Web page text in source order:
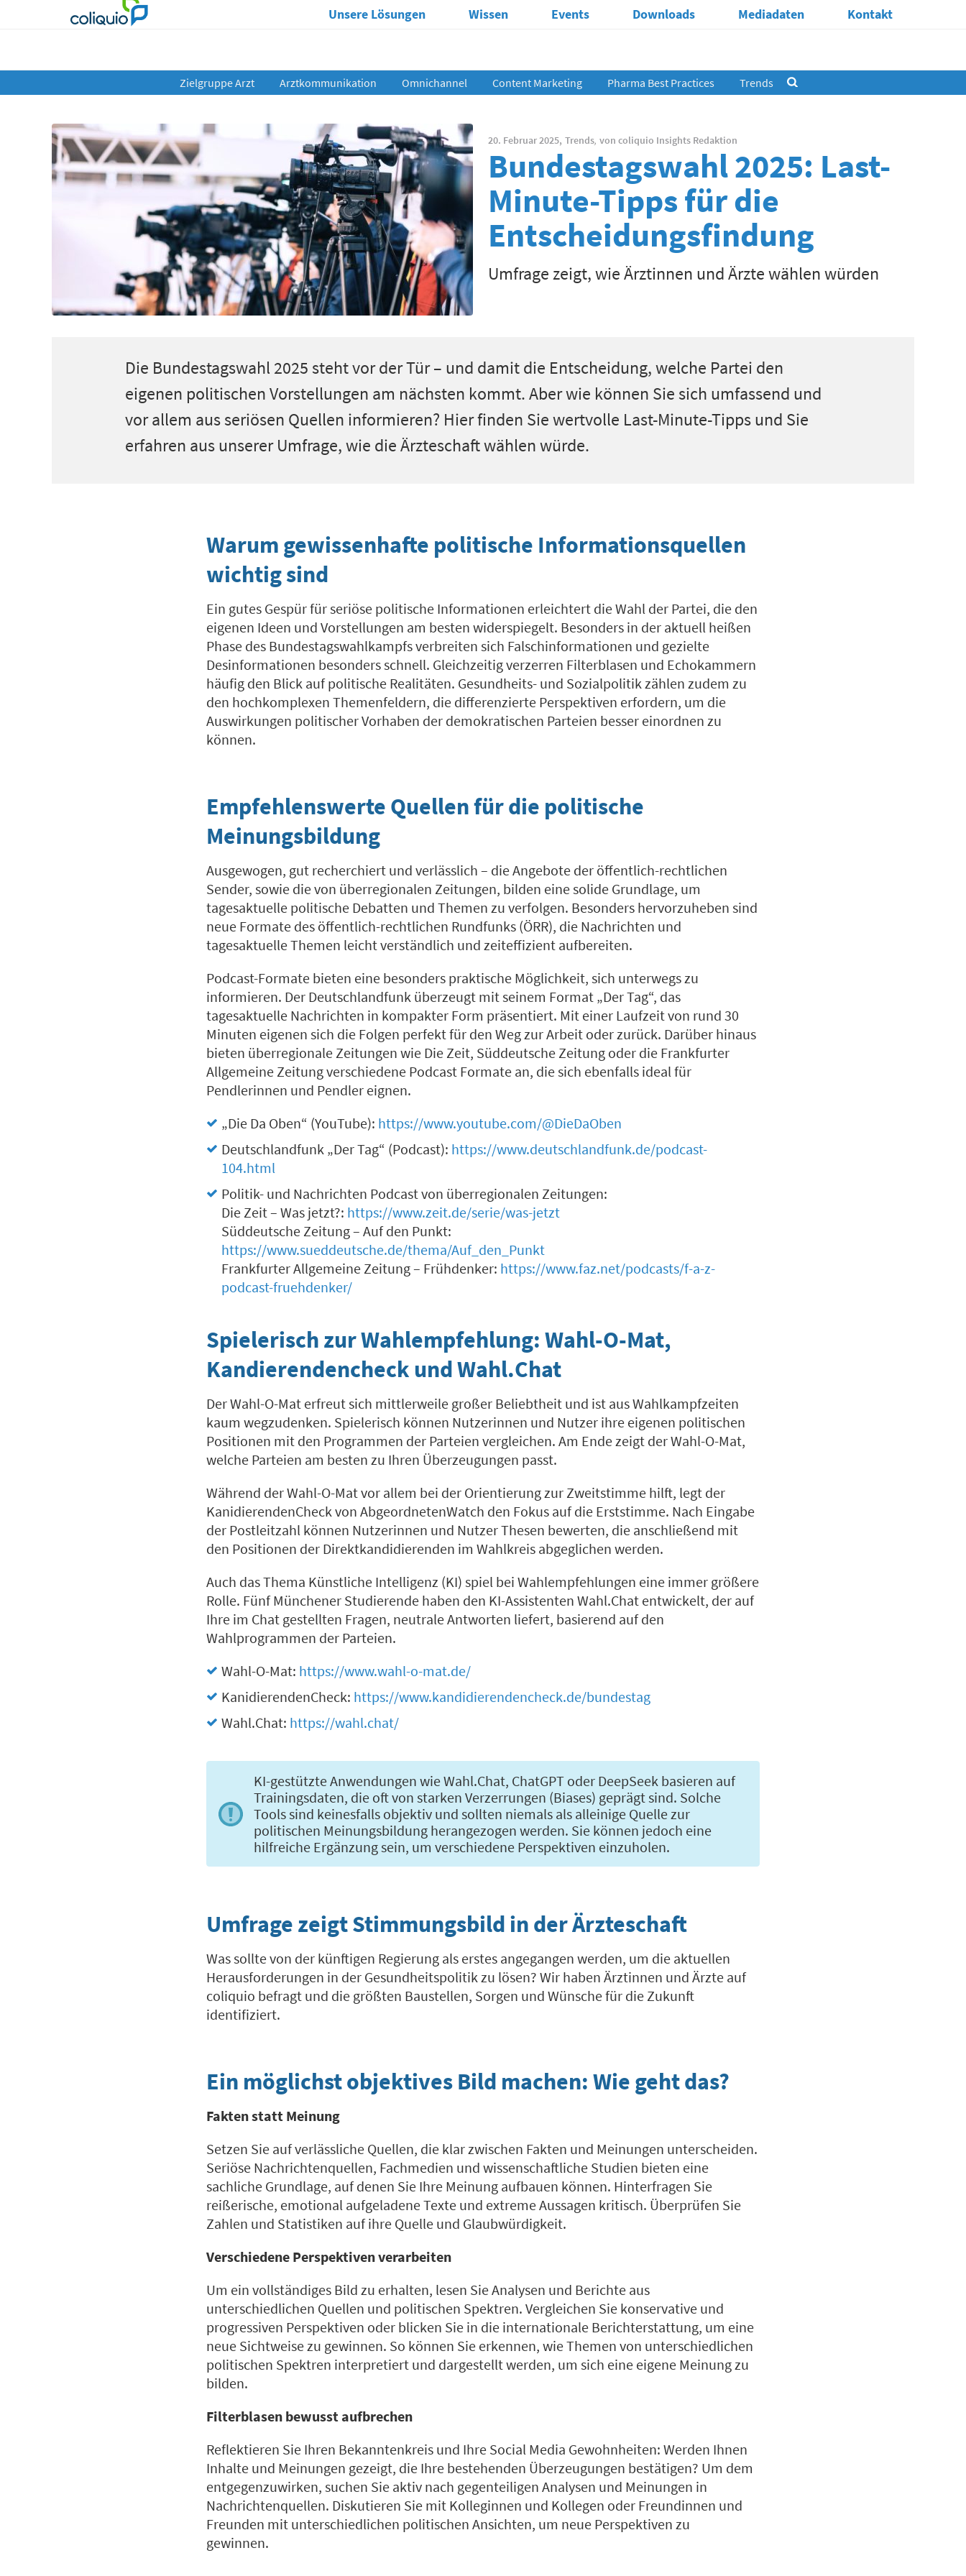
Unsere Lösungen Wissen Events Downloads Mediadaten Kontakt
Zielgruppe Arzt Arztkommunikation Omnichannel Content Marketing Pharma Best Practices Trends
20. Februar 2025, Trends, von coliquio Insights Redaktion
Bundestagswahl 2025: Last-
Minute-Tipps für die
Entscheidungsfindung
Umfrage zeigt, wie Ärztinnen und Ärzte wählen würden
Die Bundestagswahl 2025 steht vor der Tür– und damit die Entscheidung, welche Partei den
eigenen politischen Vorstellungen am nächsten kommt. Aber wie können Sie sich umfassend und
vor allem aus seriösen Quellen informieren? Hier finden Sie wertvolle Last-Minute-Tipps und Sie
erfahren aus unserer Umfrage, wie die Ärzteschaft wählen würde.
Warum gewissenhafte politische Informationsquellen
wichtig sind
Ein gutes Gespür für seriöse politische Informationen erleichtert die Wahl der Partei, die den
eigenen Ideen und Vorstellungen am besten widerspiegelt. Besonders in der aktuell heißen
Phase des Bundestagswahlkampfs verbreiten sich Falschinformationen und gezielte
Desinformationen besonders schnell. Gleichzeitig verzerren Filterblasen und Echokammern
häufig den Blick auf politische Realitäten. Gesundheits- und Sozialpolitik zählen zudem zu
den hochkomplexen Themenfeldern, die differenzierte Perspektiven erfordern, um die
Auswirkungen politischer Vorhaben der demokratischen Parteien besser einordnen zu
können.
Empfehlenswerte Quellen für die politische
Meinungsbildung
Ausgewogen, gut recherchiert und verlässlich – die Angebote der öffentlich-rechtlichen
Sender, sowie die von überregionalen Zeitungen, bilden eine solide Grundlage, um
tagesaktuelle politische Debatten und Themen zu verfolgen. Besonders hervorzuheben sind
neue Formate des öffentlich-rechtlichen Rundfunks (ÖRR), die Nachrichten und
tagesaktuelle Themen leicht verständlich und zeiteffizient aufbereiten.
Podcast-Formate bieten eine besonders praktische Möglichkeit, sich unterwegs zu
informieren. Der Deutschlandfunk überzeugt mit seinem Format „Der Tag“, das
tagesaktuelle Nachrichten in kompakter Form präsentiert. Mit einer Laufzeit von rund 30
Minuten eigenen sich die Folgen perfekt für den Weg zur Arbeit oder zurück. Darüber hinaus
bieten überregionale Zeitungen wie Die Zeit, Süddeutsche Zeitung oder die Frankfurter
Allgemeine Zeitung verschiedene Podcast Formate an, die sich ebenfalls ideal für
Pendlerinnen und Pendler eignen.
„Die Da Oben“ (YouTube): https://www.youtube.com/@DieDaOben
Deutschlandfunk „Der Tag“ (Podcast): https://www.deutschlandfunk.de/podcast-
104.html
Politik- und Nachrichten Podcast von überregionalen Zeitungen:
Die Zeit – Was jetzt?: https://www.zeit.de/serie/was-jetzt
Süddeutsche Zeitung – Auf den Punkt:
https://www.sueddeutsche.de/thema/Auf_den_Punkt
Frankfurter Allgemeine Zeitung – Frühdenker: https://www.faz.net/podcasts/f-a-z-
podcast-fruehdenker/
Spielerisch zur Wahlempfehlung: Wahl-O-Mat,
Kandierendencheck und Wahl.Chat
Der Wahl-O-Mat erfreut sich mittlerweile großer Beliebtheit und ist aus Wahlkampfzeiten
kaum wegzudenken. Spielerisch können Nutzerinnen und Nutzer ihre eigenen politischen
Positionen mit den Programmen der Parteien vergleichen. Am Ende zeigt der Wahl-O-Mat,
welche Parteien am besten zu Ihren Überzeugungen passt.
Während der Wahl-O-Mat vor allem bei der Orientierung zur Zweitstimme hilft, legt der
KanidierendenCheck von AbgeordnetenWatch den Fokus auf die Erststimme. Nach Eingabe
der Postleitzahl können Nutzerinnen und Nutzer Thesen bewerten, die anschließend mit
den Positionen der Direktkandidierenden im Wahlkreis abgeglichen werden.
Auch das Thema Künstliche Intelligenz (KI) spiel bei Wahlempfehlungen eine immer größere
Rolle. Fünf Münchener Studierende haben den KI-Assistenten Wahl.Chat entwickelt, der auf
Ihre im Chat gestellten Fragen, neutrale Antworten liefert, basierend auf den
Wahlprogrammen der Parteien.
Wahl-O-Mat: https://www.wahl-o-mat.de/
KanidierendenCheck: https://www.kandidierendencheck.de/bundestag
Wahl.Chat: https://wahl.chat/
KI-gestützte Anwendungen wie Wahl.Chat, ChatGPT oder DeepSeek basieren auf
Trainingsdaten, die oft von starken Verzerrungen (Biases) geprägt sind. Solche
Tools sind keinesfalls objektiv und sollten niemals als alleinige Quelle zur
politischen Meinungsbildung herangezogen werden. Sie können jedoch eine
hilfreiche Ergänzung sein, um verschiedene Perspektiven einzuholen.
Umfrage zeigt Stimmungsbild in der Ärzteschaft
Was sollte von der künftigen Regierung als erstes angegangen werden, um die aktuellen
Herausforderungen in der Gesundheitspolitik zu lösen? Wir haben Ärztinnen und Ärzte auf
coliquio befragt und die größten Baustellen, Sorgen und Wünsche für die Zukunft
identifiziert.
Ein möglichst objektives Bild machen: Wie geht das?
Fakten statt Meinung
Setzen Sie auf verlässliche Quellen, die klar zwischen Fakten und Meinungen unterscheiden.
Seriöse Nachrichtenquellen, Fachmedien und wissenschaftliche Studien bieten eine
sachliche Grundlage, auf denen Sie Ihre Meinung aufbauen können. Hinterfragen Sie
reißerische, emotional aufgeladene Texte und extreme Aussagen kritisch. Überprüfen Sie
Zahlen und Statistiken auf ihre Quelle und Glaubwürdigkeit.
Verschiedene Perspektiven verarbeiten
Um ein vollständiges Bild zu erhalten, lesen Sie Analysen und Berichte aus
unterschiedlichen Quellen und politischen Spektren. Vergleichen Sie konservative und
progressiven Perspektiven oder blicken Sie in die internationale Berichterstattung, um eine
neue Sichtweise zu gewinnen. So können Sie erkennen, wie Themen von unterschiedlichen
politischen Spektren interpretiert und dargestellt werden, um sich eine eigene Meinung zu
bilden.
Filterblasen bewusst aufbrechen
Reflektieren Sie Ihren Bekanntenkreis und Ihre Social Media Gewohnheiten: Werden Ihnen
Inhalte und Meinungen gezeigt, die Ihre bestehenden Überzeugungen bestätigen? Um dem
entgegenzuwirken, suchen Sie aktiv nach gegenteiligen Analysen und Meinungen in
Nachrichtenquellen. Diskutieren Sie mit Kolleginnen und Kollegen oder Freundinnen und
Freunden mit unterschiedlichen politischen Ansichten, um neue Perspektiven zu
gewinnen.